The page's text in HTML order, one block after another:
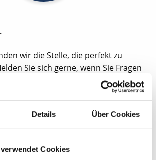
Details Über Cookies
Cookies
wir die Stelle, die perfekt zu
Sie sich gerne, wenn Sie Fragen
oder zu Ihren Vorstellungen für
als ZFA, ZMF, ZMV, ZMP, DH, ZT oder
ist nicht nötig.
Stellenanfrage